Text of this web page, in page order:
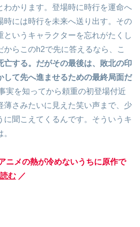
わかります。登場時に時行を運命へ
時には時行を未来へ送り出す。その
というキャラクターを忘れがたくし
からこのh2で先に答えるなら、こ
亡する。だがその最後は、敗北の印
して先へ進ませるための最終局面だ
実を知ってから頼重の初登場付近
薄さみたいに見えた笑い声まで、少
に聞こえてくるんです。そういうキ
ニメの熱が冷めないうちに原作で
む ／